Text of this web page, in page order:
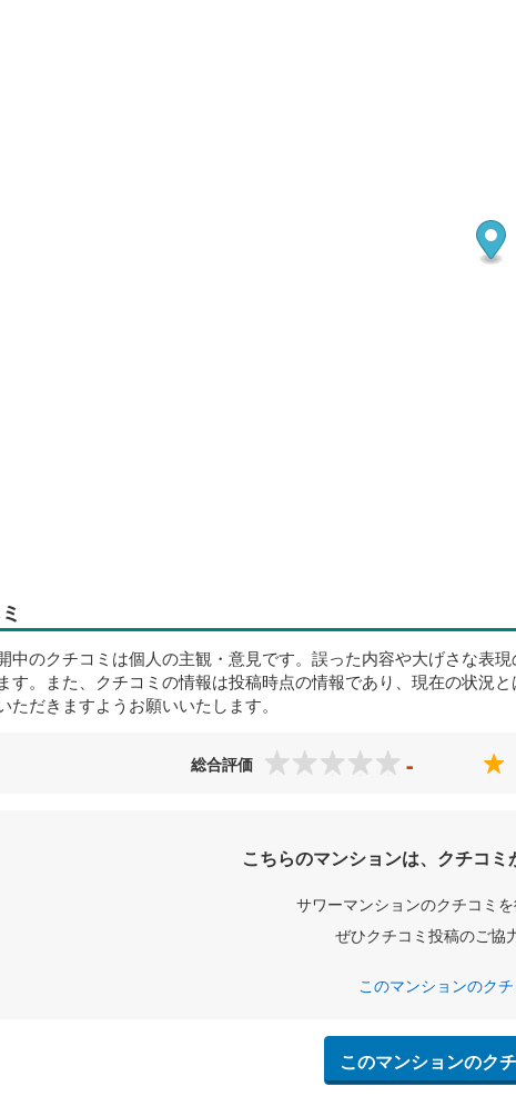
中のクチコミは個人の主観・意見です。誤った内容や大げさな表
す。また、クチコミの情報は投稿時点の情報であり、現在の状況
ただきますようお願いいたします。
総合評価 -
こちらのマンションは、クチコミ
サワーマンションのクチコミを
ぜひクチコミ投稿のご協
このマンションのク
このマンションのク